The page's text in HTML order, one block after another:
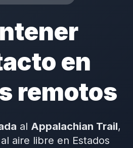
en
remotos
al Appalachian Trail,
aire libre en Estados